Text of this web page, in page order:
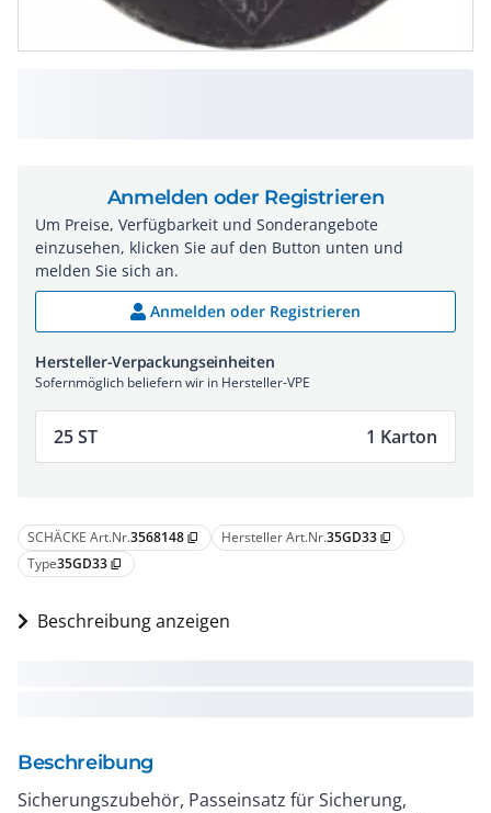
SCHÄCKE Art.Nr.3568148 content_copy Hersteller Art.Nr.35GD33 content_copy
Type35GD33 content_copy
Beschreibung anzeigen
Beschreibung
Sicherungszubehör, Passeinsatz für Sicherung,
Anmelden oder Registrieren
Um Preise, Verfügbarkeit und Sonderangebote
einzusehen, klicken Sie auf den Button unten und
melden Sie sich an.
Anmelden oder Registrieren
Hersteller-Verpackungseinheiten
Sofernmöglich beliefern wir in Hersteller-VPE
25 ST 1 Karton